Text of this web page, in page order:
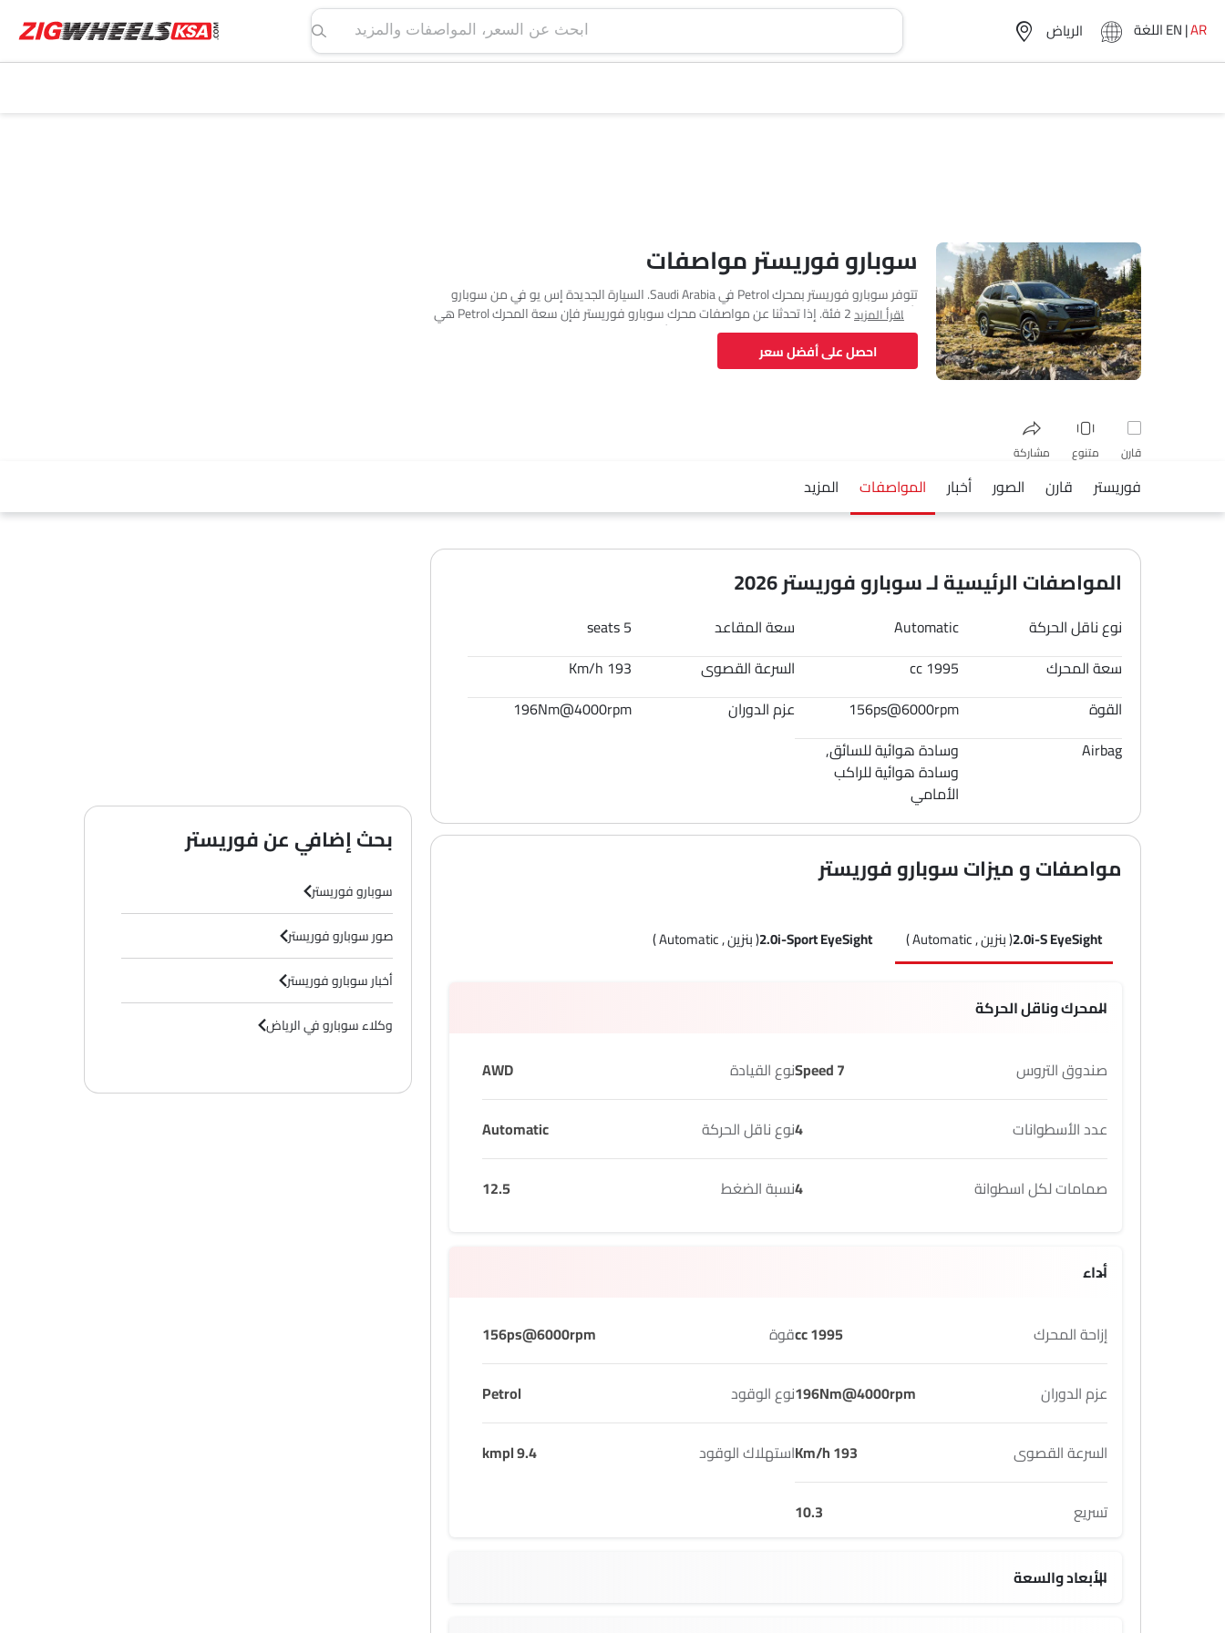
ابحث عن السعر، المواصفات والمزيد اللغةEN|AR
سوبارو فوريستر مواصفات
تتوفر سوبارو فوريستر بمحرك Petrol في Saudi Arabia. السيارة الجديدة إس يو في من سوبارو
تأتي بإجمالي 2 فئة. إذا تحدثنا عن مواصفات محرك سوبارو فوريستر فإن سعة المحرك Petrol هي
1995 cc. تتوفر فوريستر بناقل حركة Automatic. وأيضًا، بناءً على الفئة ونوع الوقود، يبلغ
طولها 4640 MM وعرضها 1815 MM وقاعدة عجلاتها 2670 MM. مع خلوص أرضي يبلغ 220.
اقرأ المزيد
احصل على أفضل سعر
قارن متنوع مشاركة
فيسبوك تويتر واتساب
فوريستر قارن الصور أخبار المواصفات المزيد
المواصفات الرئيسية لـ سوبارو فوريستر 2026
نوع ناقل الحركة Automatic سعة المقاعد
5 seats
سعة المحرك
1995 cc السرعة القصوى
193 Km/h
القوة
156ps@6000rpm عزم الدوران
196Nm@4000rpm
Airbag
وسادة هوائية للسائق,
وسادة هوائية للراكب
الأمامي
مواصفات و ميزات سوبارو فوريستر
2.0i-S EyeSight( بنزين , Automatic ) 2.0i-Sport EyeSight( بنزين , Automatic )
المحرك وناقل الحركة
صندوق التروس 7 Speed نوع القيادة AWD
عدد الأسطوانات 4نوع ناقل الحركة Automatic
صمامات لكل اسطوانة 4نسبة الضغط 12.5
أداء
إزاحة المحرك 1995 cc قوة 156ps@6000rpm
عزم الدوران 196Nm@4000rpmنوع الوقود Petrol
السرعة القصوى 193 Km/h استهلاك الوقود 9.4 kmpl
تسريع 10.3
الأبعاد والسعة
بحث إضافي عن فوريستر
سوبارو فوريستر
صور سوبارو فوريستر
أخبار سوبارو فوريستر
وكلاء سوبارو في الرياض‎